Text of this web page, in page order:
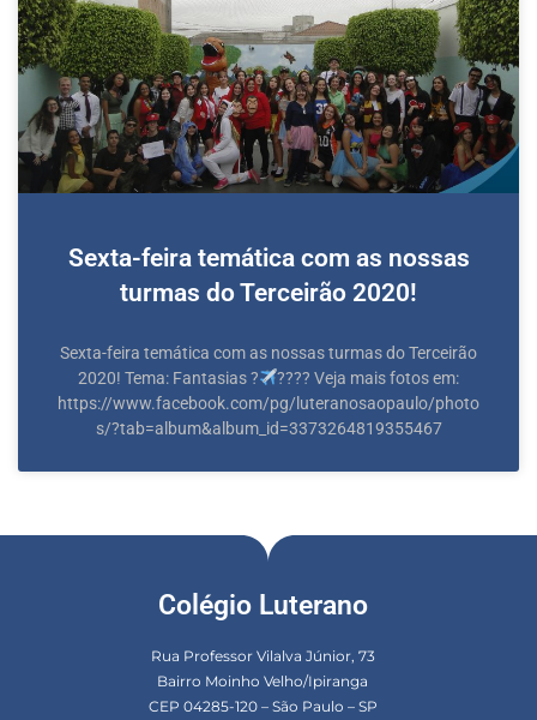
Sexta-feira temática com as nossas
turmas do Terceirão 2020!
Sexta-feira temática com as nossas turmas do Terceirão
2020! Tema: Fantasias ?‍
?‍??? Veja mais fotos em:
https://www.facebook.com/pg/luteranosaopaulo/photo
s/?tab=album&album_id=3373264819355467
Colégio Luterano
Rua Professor Vilalva Júnior, 73
Bairro Moinho Velho/Ipiranga
CEP 04285-120 – São Paulo – SP